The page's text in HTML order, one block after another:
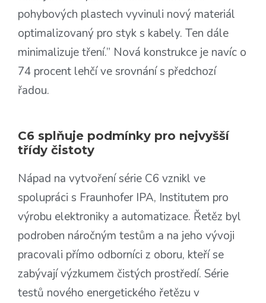
pohybových plastech vyvinuli nový materiál
optimalizovaný pro styk s kabely. Ten dále
minimalizuje tření.” Nová konstrukce je navíc o
74 procent lehčí ve srovnání s předchozí
řadou.
C6 splňuje podmínky pro nejvyšší
třídy čistoty
Nápad na vytvoření série C6 vznikl ve
spolupráci s Fraunhofer IPA, Institutem pro
výrobu elektroniky a automatizace. Řetěz byl
podroben náročným testům a na jeho vývoji
pracovali přímo odborníci z oboru, kteří se
zabývají výzkumem čistých prostředí. Série
testů nového energetického řetězu v